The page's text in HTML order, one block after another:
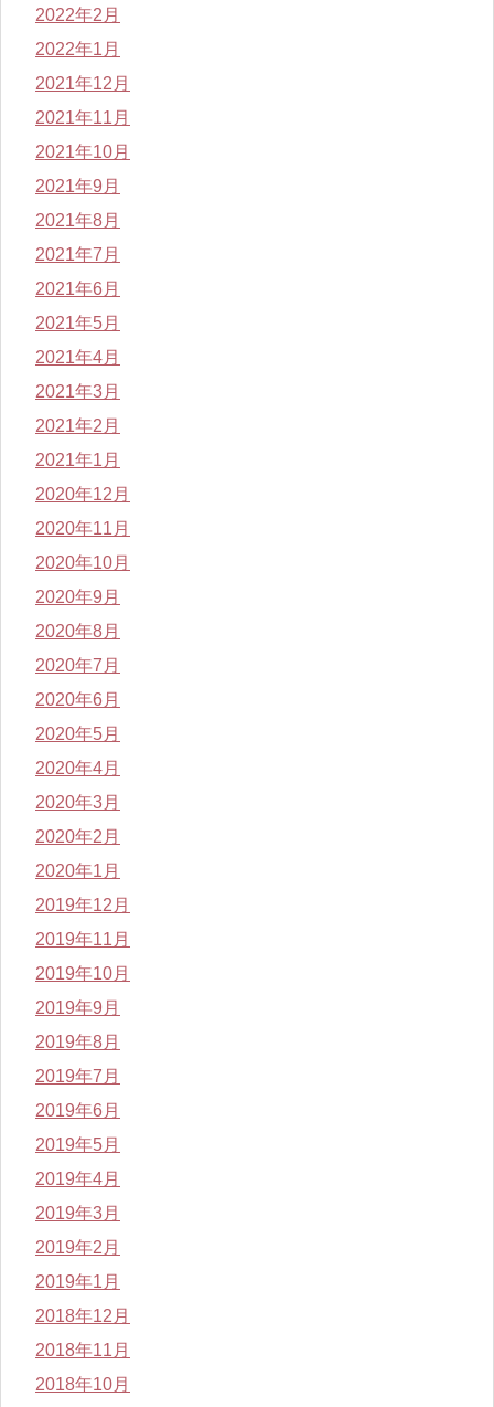
2022年2月
2022年1月
2021年12月
2021年11月
2021年10月
2021年9月
2021年8月
2021年7月
2021年6月
2021年5月
2021年4月
2021年3月
2021年2月
2021年1月
2020年12月
2020年11月
2020年10月
2020年9月
2020年8月
2020年7月
2020年6月
2020年5月
2020年4月
2020年3月
2020年2月
2020年1月
2019年12月
2019年11月
2019年10月
2019年9月
2019年8月
2019年7月
2019年6月
2019年5月
2019年4月
2019年3月
2019年2月
2019年1月
2018年12月
2018年11月
2018年10月